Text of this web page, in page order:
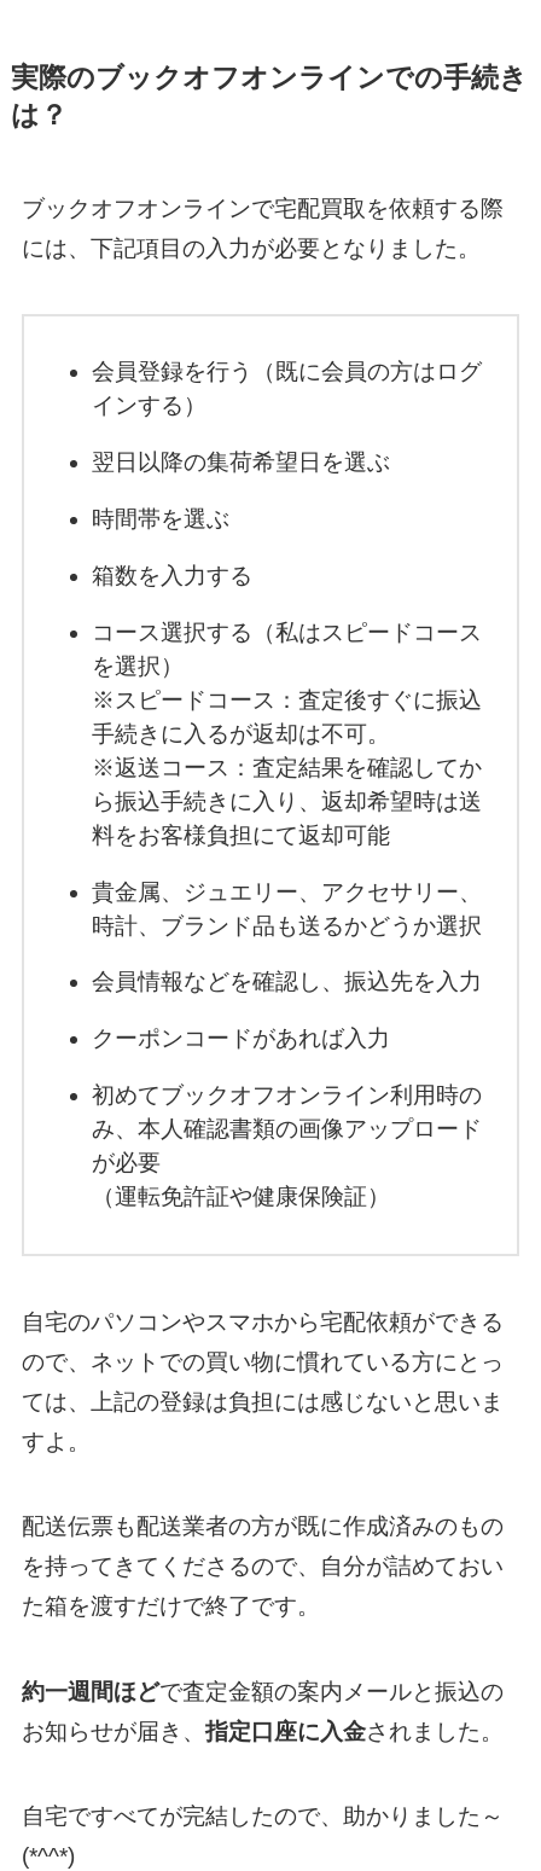
実際のブックオフオンラインでの手続き
は？
ブックオフオンラインで宅配買取を依頼する際
には、下記項目の入力が必要となりました。
会員登録を行う（既に会員の方はログ
インする）
翌日以降の集荷希望日を選ぶ
時間帯を選ぶ
箱数を入力する
コース選択する（私はスピードコース
を選択）
※スピードコース：査定後すぐに振込
手続きに入るが返却は不可。
※返送コース：査定結果を確認してか
ら振込手続きに入り、返却希望時は送
料をお客様負担にて返却可能
貴金属、ジュエリー、アクセサリー、
時計、ブランド品も送るかどうか選択
会員情報などを確認し、振込先を入力
クーポンコードがあれば入力
初めてブックオフオンライン利用時の
み、本人確認書類の画像アップロード
が必要
（運転免許証や健康保険証）
自宅のパソコンやスマホから宅配依頼ができる
ので、ネットでの買い物に慣れている方にとっ
ては、上記の登録は負担には感じないと思いま
すよ。
配送伝票も配送業者の方が既に作成済みのもの
を持ってきてくださるので、自分が詰めておい
た箱を渡すだけで終了です。
約一週間ほどで査定金額の案内メールと振込の
お知らせが届き、指定口座に入金されました。
自宅ですべてが完結したので、助かりました～
(*^^*)